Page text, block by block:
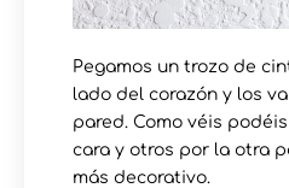
Pegamos un trozo de
lado del corazón y los
pared. Como véis
cara y otros por la otra
más decorativo.